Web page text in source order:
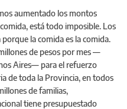
aumentado los montos
está todo imposible. Los
la comida es la comida.
de pesos por mes —
Aires— para el refuerzo
de toda la Provincia, en todos
de familias,
tiene presupuestado